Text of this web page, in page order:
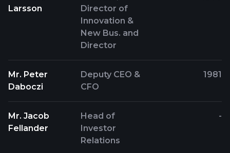
Larsson
Director of
Innovation &
New Bus. and
Director
Mr. Peter
Daboczi
Deputy CEO &
CFO
1981
Mr. Jacob
Fellander
Head of
Investor
Relations
-